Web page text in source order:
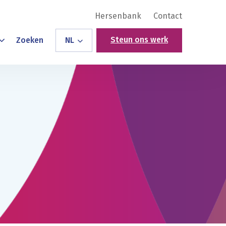
Hersenbank Contact
Zoeken NL Steun ons werk